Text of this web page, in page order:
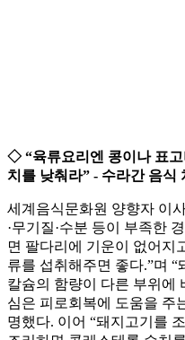
◇ “육류요리엔 콩이나 표
치를 낮춰라” - 수라간 음식
세계음식문화원 양향자 이
·무기질·수분 등이 부족한
면 팔다리에 기운이 없어지
류를 섭취해주면 좋다.”며
칼슘의 함량이 다른 부위에
심은 피로회복에 도움을 주
명했다. 이어 “돼지고기를